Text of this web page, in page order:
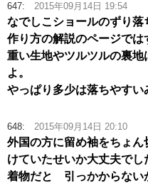
647: 2015年09月14日 19:54
なでしこショールのずり落
作り方の解説のページでは
重い生地やツルツルの裏
よ。
やっぱり多少は落ちやすい
648: 2015年09月14日 20:10
外国の方に留め袖をちょ
けていたせいか大丈夫でし
着物だと 引っかからない